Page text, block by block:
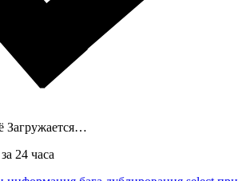
Загружается…
24 часа